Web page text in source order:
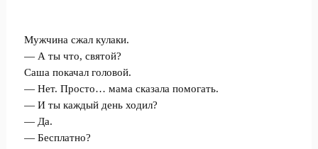
Мужчина сжал кулаки.
— А ты что, святой?
Саша покачал головой.
— Нет. Просто… мама сказала помогать.
— И ты каждый день ходил?
— Да.
— Бесплатно?